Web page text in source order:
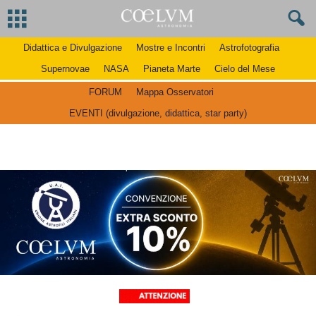
Didattica e Divulgazione Mostre e Incontri
Astrofotografia
Supernovae
NASA Pianeta Marte Cielo del Mese
FORUM
Mappa Osservatori
EVENTI (divulgazione, didattica, star party)